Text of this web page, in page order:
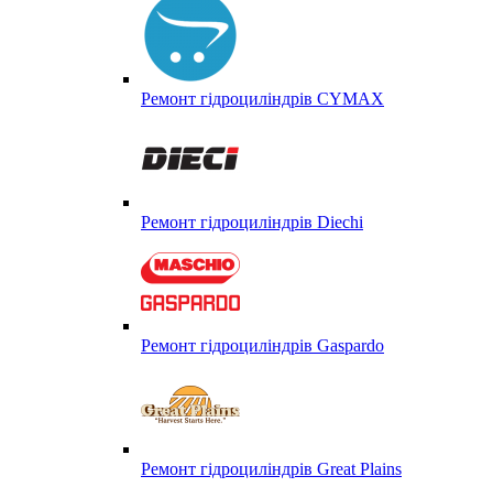
Ремонт гідроциліндрів CYMAX
Ремонт гідроциліндрів Diechi
Ремонт гідроциліндрів Gaspardo
Ремонт гідроциліндрів Great Plains